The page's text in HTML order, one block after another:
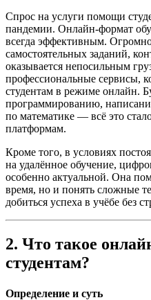
Спрос на услуги помощи
пандемии. Онлайн-формат
всегда эффективным.
самостоятельных заданий,
оказывается непосильным
профессиональные сервисы,
студентам в режиме онлайн.
программированию,
по математике — всё это
платформам.
Кроме того, в условиях
на удалённое обучение,
особенно актуальной. Она
время, но и понять сложные
добиться успеха в учёбе без
2. Что такое
студентам?
Определение и суть